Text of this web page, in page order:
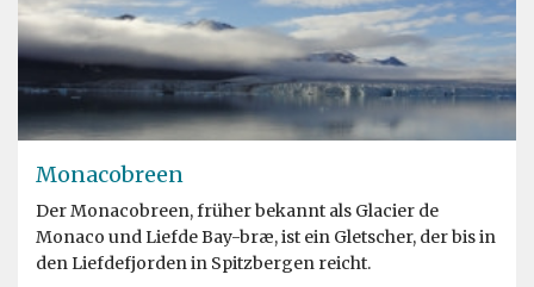
Monacobreen
Der Monacobreen, früher bekannt als Glacier de
Monaco und Liefde Bay-bræ, ist ein Gletscher, der bis in
den Liefdefjorden in Spitzbergen reicht.